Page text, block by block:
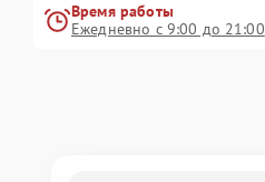
Время работы
Ежедневно с 9:00 до 21:00